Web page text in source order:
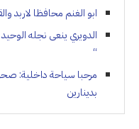
ابو الغنم محافظا لاربد
الدويري ينعى نجله
“
مرحبا سياحة داخلية:
بدينارين